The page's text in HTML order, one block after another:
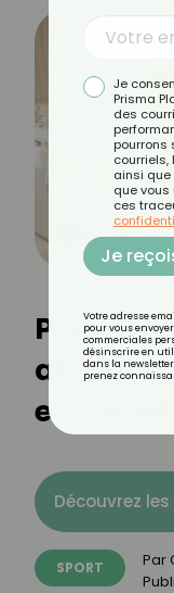
Perdre
essentiel
Découvrez les
SPORT Par
Je
Prisma
des
pourrons
courriels,
ainsi
que vous
ces
Je
Votre adresse
pour vous
commerciales
désinscrire en
dans la
prenez